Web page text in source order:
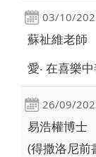
03/10/
蘇祉維老師
愛‧ 在喜樂
26/09/
易浩權博士
(得撒洛尼前